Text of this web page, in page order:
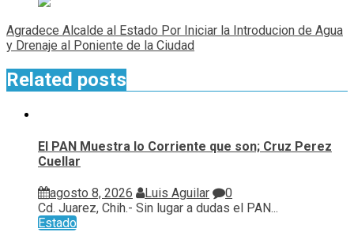
Agradece Alcalde al Estado Por Iniciar la Introducion de Agua
y Drenaje al Poniente de la Ciudad
Related posts
El PAN Muestra lo Corriente que son; Cruz Perez
Cuellar
agosto 8, 2026 Luis Aguilar
0
Cd. Juarez, Chih.- Sin lugar a dudas el PAN...
Estado